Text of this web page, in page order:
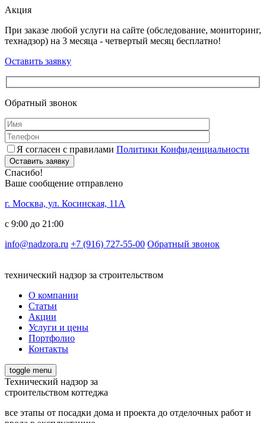
Акция
При заказе любой услуги на сайте (обследование, мониторинг,
технадзор) на 3 месяца - четвертый месяц бесплатно!
Оставить заявку
Обратный звонок
Я согласен с правилами Политики Конфиденциальности
Оставить заявку
Спасибо!
Ваше сообщение отправлено
г. Москва, ул. Косинская, 11А
с 9:00 до 21:00
info@nadzora.ru +7 (916) 727-55-00 Обратный звонок
технический надзор за строительством
О компании
Статьи
Акции
Услуги и цены
Портфолио
Контакты
toggle menu
Технический надзор за
строительством коттеджа
все этапы от посадки дома и проекта до отделочных работ и